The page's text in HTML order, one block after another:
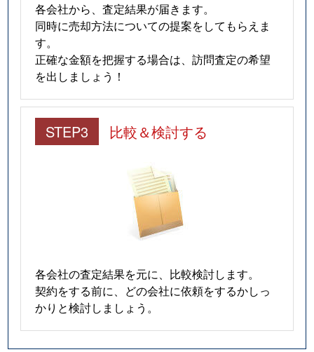
各会社から、査定結果が届きます。
同時に売却方法についての提案をしてもらえま
す。
正確な金額を把握する場合は、訪問査定の希望
を出しましょう！
STEP3 比較＆検討する
各会社の査定結果を元に、比較検討します。
契約をする前に、どの会社に依頼をするかしっ
かりと検討しましょう。